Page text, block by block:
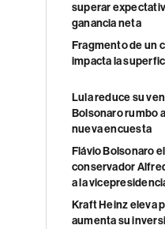
superar
ganancia neta
Fragmento de un
impacta la
Lula reduce su
Bolsonaro rumbo
nueva encuesta
Flávio Bolsonaro
conservador
a la
Kraft Heinz eleva
aumenta su